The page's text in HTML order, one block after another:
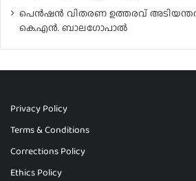
പെൻഷൻ വിതരണ ഉത്തരവ്
കെ.എൻ. ബാലഗോപാൽ
Privacy Policy
Terms & Conditions
Corrections Policy
Ethics Policy